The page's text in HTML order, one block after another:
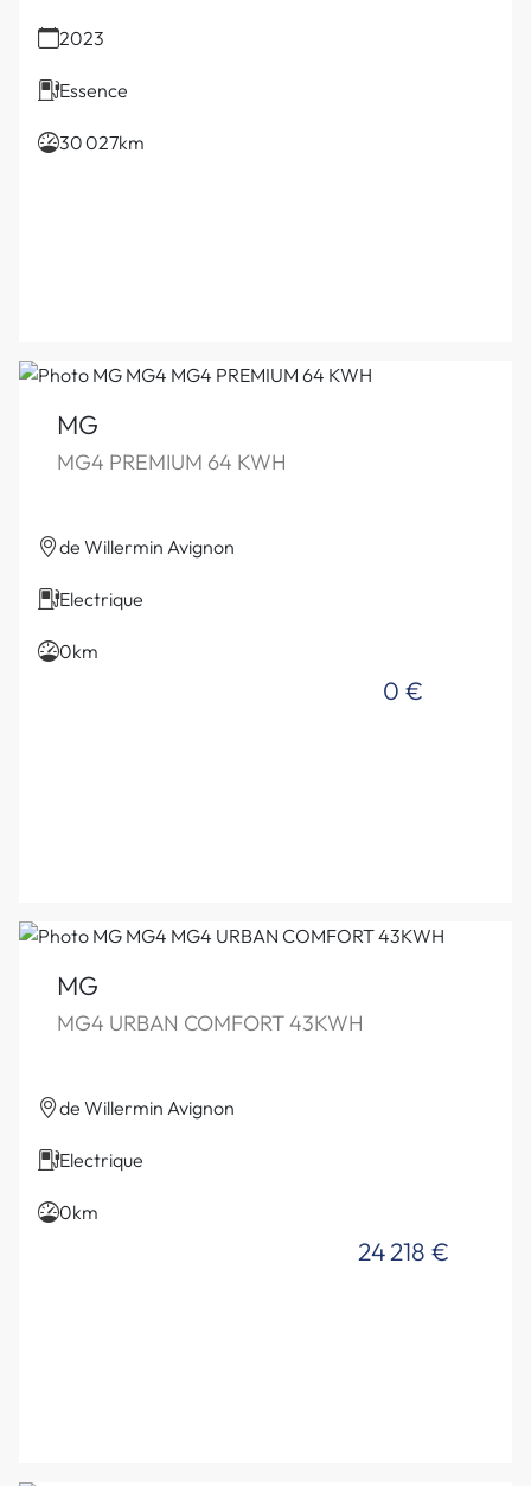
2023
Essence
30 027km
MG
MG4 PREMIUM 64 KWH
de Willermin Avignon
Electrique
0km
0 €
MG
MG4 URBAN COMFORT 43KWH
de Willermin Avignon
Electrique
0km
24 218 €